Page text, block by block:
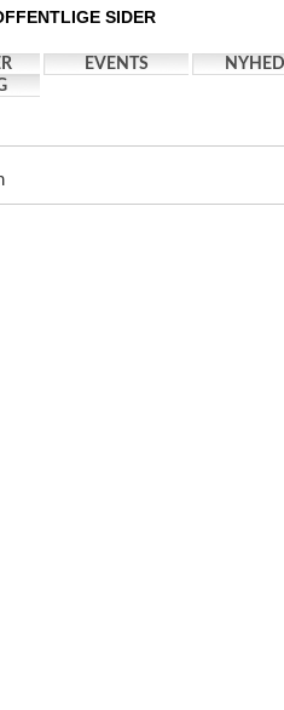
SIDER
EVENTS